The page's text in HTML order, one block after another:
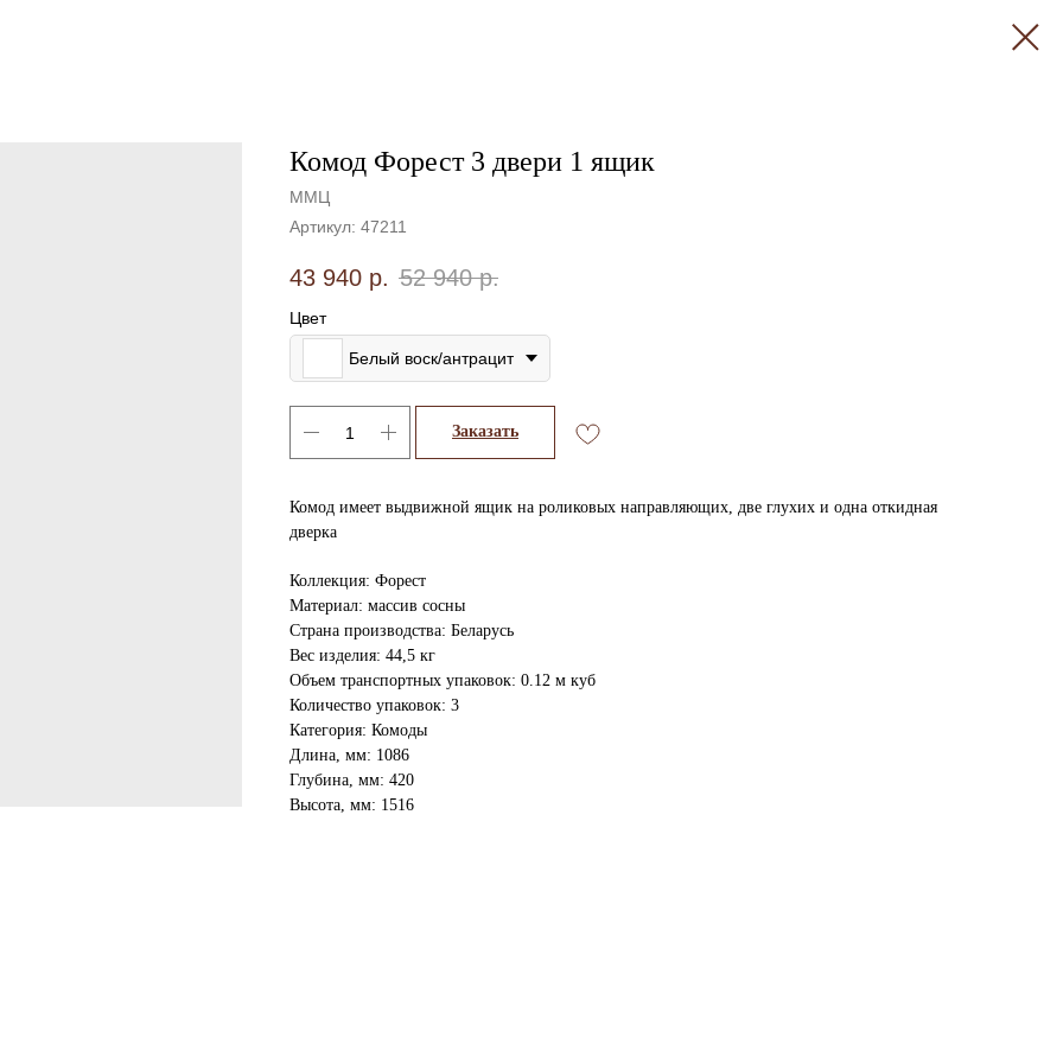
Комод Форест 3 двери 1 ящик
ММЦ
Артикул: 47211
43 940 р. 52 940 р.
Цвет
Белый воск/антрацит
Заказать
Комод имеет выдвижной ящик на роликовых направляющих, две глухих и одна откидная
дверка
Коллекция: Форест
Материал: массив сосны
Страна производства: Беларусь
Вес изделия: 44,5 кг
Объем транспортных упаковок: 0.12 м куб
Количество упаковок: 3
Категория: Комоды
Длина, мм: 1086
Глубина, мм: 420
Высота, мм: 1516